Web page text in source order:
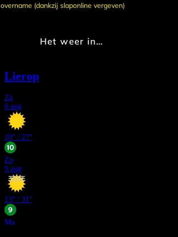
overname (dankzij slaponline vergeven)
Het weer in…